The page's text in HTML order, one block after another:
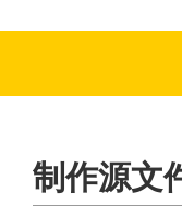
制作源文